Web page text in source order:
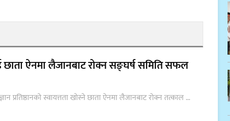
छाता ऐनमा लैजानबाट रोक्न सङ्घर्ष समिति सफल
प्रतिष्ठानको स्वायत्तता खोस्ने छाता ऐनमा लैजानबाट रोक्न तत्काल ...